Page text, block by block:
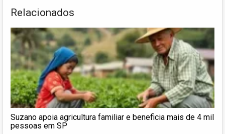
Relacionados
Suzano apoia agricultura familiar e beneficia mais de 4 mil
pessoas em SP